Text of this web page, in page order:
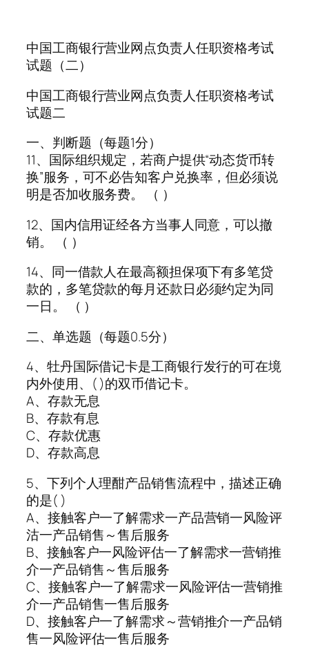
中国工商银行营业网点负责人任职资格考试
试题（二）
中国工商银行营业网点负责人任职资格考试
试题二
一、判断题（每题1分）
11、国际组织规定，若商户提供“动态货币转
换”服务，可不必告知客户兑换率，但必须说
明是否加收服务费。 （ ）
12、国内信用证经各方当事人同意，可以撤
销。 （ ）
14、同一借款人在最高额担保项下有多笔贷
款的，多笔贷款的每月还款日必须约定为同
一日。 （ ）
二、单选题（每题0.5分）
4、牡丹国际借记卡是工商银行发行的可在境
内外使用、( )的双币借记卡。
A、存款无息
B、存款有息
C、存款优惠
D、存款高息
5、下列个人理酣产品销售流程中，描述正确
的是( )
A、接触客户一了解需求一产品营销一风险评
沽一产品销售～售后服务
B、接触客户一风险评估一了解需求一营销推
介一产品销售～售后服务
C、接触客户一了解需求一风险评估一营销推
介一产品销售一售后服务
D、接触客户一了解需求～营销推介一产品销
售一风险评估一售后服务